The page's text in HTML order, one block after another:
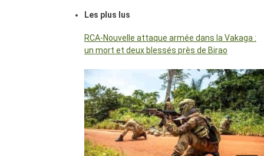
Les plus lus
RCA-Nouvelle attaque armée dans la Vakaga :
un mort et deux blessés près de Birao